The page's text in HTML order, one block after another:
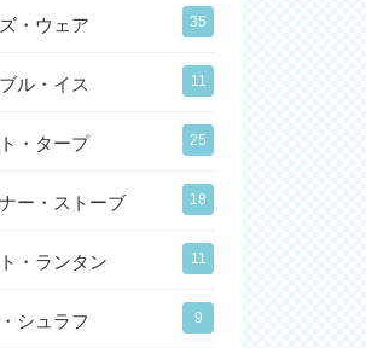
・ウェア 35
ル・イス 11
・タープ 25
ー・ストーブ 18
・ランタン 11
シュラフ 9